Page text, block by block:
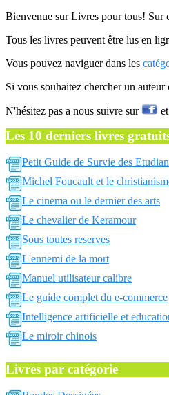
Bienvenue sur Livres pour tous! Sur
Tous les livres peuvent être lus en
Vous pouvez naviguer dans les
Si vous souhaitez chercher un
N'hésitez pas a nous suivre sur et
Les 10 derniers livres
Petit Guide de Survie des
Michel Foucault et le
Le cinema ou le dernier des arts
Le chevalier de Keramour
Sous toutes reserves
L'ennemi de la mort
Manuel utilisateur calibre
Le guide complet du e-commerce
Intelligence artificielle et
Le miroir chinois
Livres par catégorie